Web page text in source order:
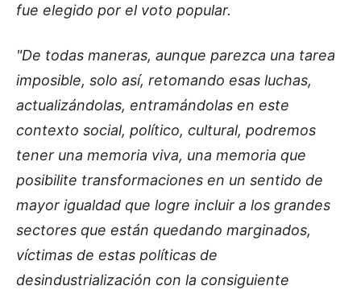
fue elegido por el voto popular.
"De todas maneras, aunque parezca una tarea
imposible, solo así, retomando esas luchas,
actualizándolas, entramándolas en este
contexto social, político, cultural, podremos
tener una memoria viva, una memoria que
posibilite transformaciones en un sentido de
mayor igualdad que logre incluir a los grandes
sectores que están quedando marginados,
víctimas de estas políticas de
desindustrialización con la consiguiente